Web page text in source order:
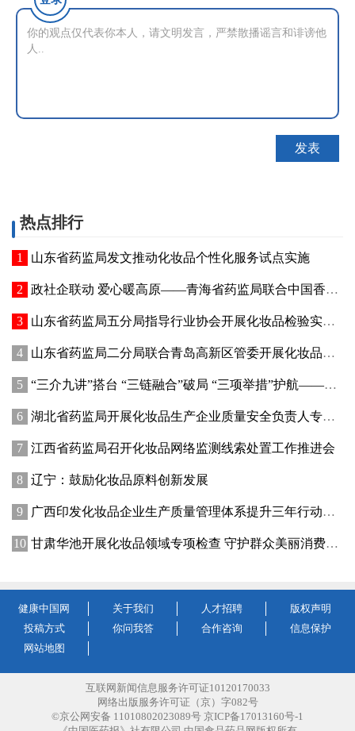
热点排行
山东省药监局发文推动化妆品个性化服务试点实施
政社企联动 爱心暖高原——青海省药监局联合中国香料香精化妆品工业协会开展公益捐赠活动
山东省药监局五分局指导行业协会开展化妆品检验实操专项培训
山东省药监局二分局联合青岛高新区管委开展化妆品新原料注册备案赋能专题交流活动
“三介九讲”搭台 “三链融合”破局 “三项举措”护航——青海高原特色化妆品原料产业迈出实质性步伐
湖北省药监局开展化妆品生产企业质量安全负责人专题培训暨现场观摩活动
江西省药监局召开化妆品网络监测线索处置工作推进会
辽宁：鼓励化妆品原料创新发展
广西印发化妆品企业生产质量管理体系提升三年行动方案
甘肃华池开展化妆品领域专项检查 守护群众美丽消费安全
健康中国网 关于我们 人才招聘
版权声明
投稿方式
你问我答 合作咨询
信息保护
网站地图
互联网新闻信息服务许可证10120170033
网络出版服务许可证（京）字082号
©京公网安备 11010802023089号 京ICP备17013160号-1